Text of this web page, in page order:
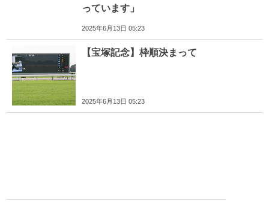
っています」
2025年6月13日 05:23
【宝塚記念】枠順決まって
2025年6月13日 05:23